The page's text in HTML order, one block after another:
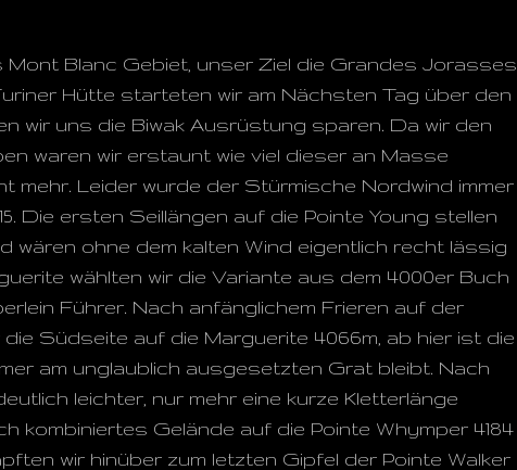
Mont Blanc Gebiet, unser Ziel die Grandes Jorasses
Hütte starteten wir am Nächsten Tag über den
wir uns die Biwak Ausrüstung sparen. Da wir den
waren wir erstaunt wie viel dieser an Masse
mehr. Leider wurde der Stürmische Nordwind immer
Die ersten Seillängen auf die Pointe Young stellen
wären ohne dem kalten Wind eigentlich recht lässig
wählten wir die Variante aus dem 4000er Buch
Führer. Nach anfänglichem Frieren auf der
Südseite auf die Marguerite 4066m, ab hier ist die
am unglaublich ausgesetzten Grat bleibt. Nach
leichter, nur mehr eine kurze Kletterlänge
kombiniertes Gelände auf die Pointe Whymper 4184
wir hinüber zum letzten Gipfel der Pointe Walker